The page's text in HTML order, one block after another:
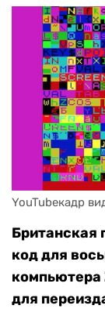
YouTubeкадр
Британская
код для
компьютера
для